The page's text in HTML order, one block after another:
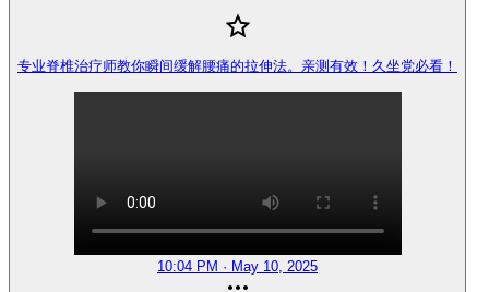
专业脊椎治疗师教你瞬间缓解腰痛的拉伸法。亲测有效！久坐党必看！
10:04 PM · May 10, 2025